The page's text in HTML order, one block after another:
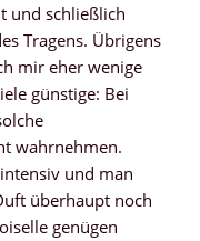
und schließlich
Tragens. Übrigens
mir eher wenige
günstige: Bei
wahrnehmen.
und man
überhaupt noch
genügen